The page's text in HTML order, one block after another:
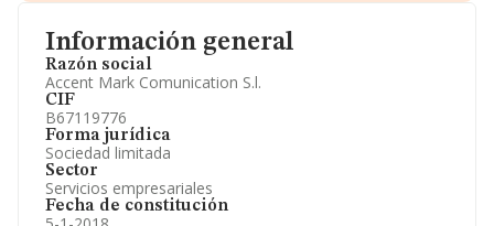
Información general
Razón social
Accent Mark Comunication S.l.
CIF
B67119776
Forma jurídica
Sociedad limitada
Sector
Servicios empresariales
Fecha de constitución
Información oficial y registral complementaria.